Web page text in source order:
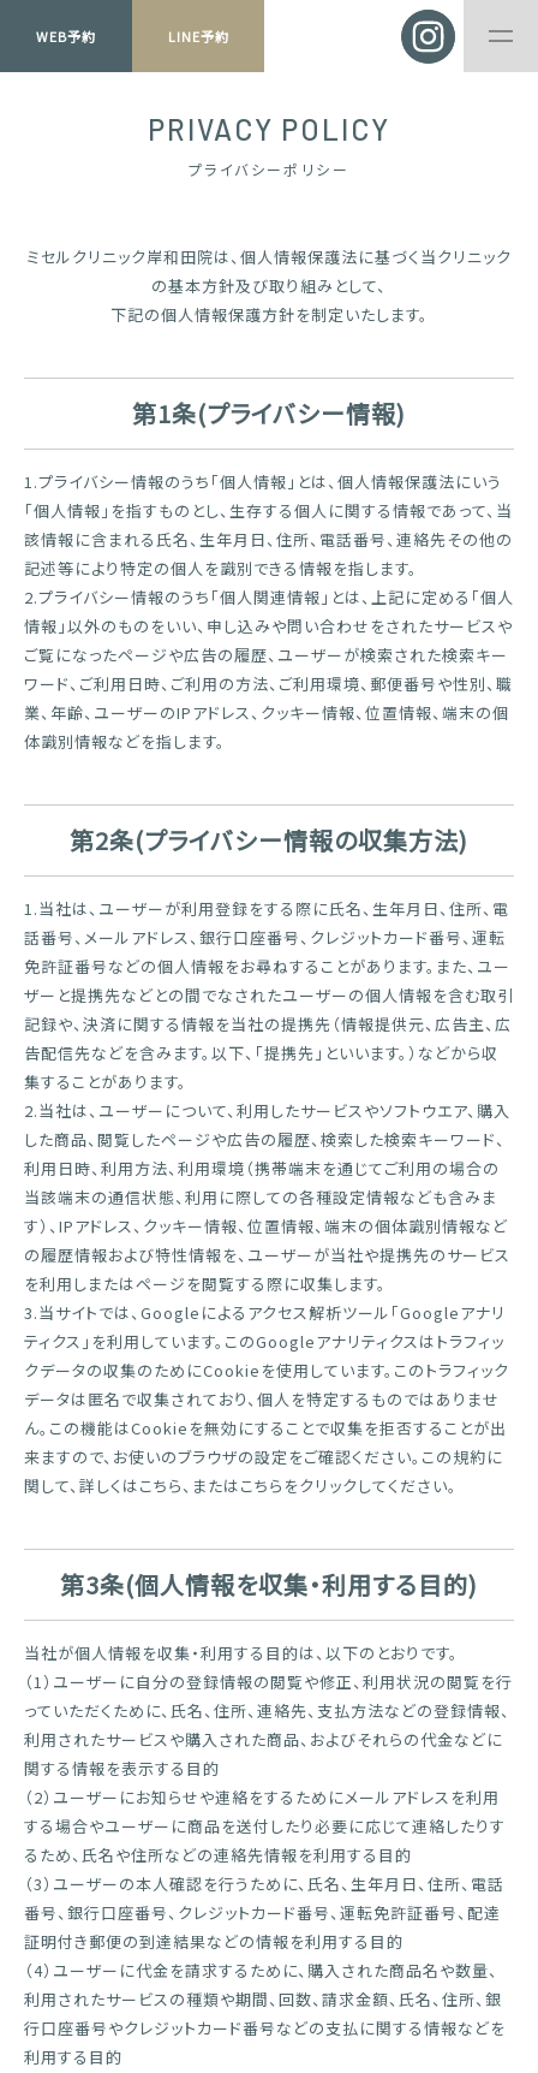
WEB予約 LINE予約
PRIVACY POLICY
プライバシーポリシー
ミセルクリニック岸和田院は、個人情報保護法に基づく当クリニック
の基本方針及び取り組みとして、
下記の個人情報保護方針を制定いたします。
第1条(プライバシー情報)
1.プライバシー情報のうち「個人情報」とは、個人情報保護法にいう
「個人情報」を指すものとし、生存する個人に関する情報であって、当
該情報に含まれる氏名、生年月日、住所、電話番号、連絡先その他の
記述等により特定の個人を識別できる情報を指します。
2.プライバシー情報のうち「個人関連情報」とは、上記に定める「個人
情報」以外のものをいい、申し込みや問い合わせをされたサービスや
ご覧になったページや広告の履歴、ユーザーが検索された検索キー
ワード、ご利用日時、ご利用の方法、ご利用環境、郵便番号や性別、職
業、年齢、ユーザーのIPアドレス、クッキー情報、位置情報、端末の個
体識別情報などを指します。
第2条(プライバシー情報の収集方法)
1.当社は、ユーザーが利用登録をする際に氏名、生年月日、住所、電
話番号、メールアドレス、銀行口座番号、クレジットカード番号、運転
免許証番号などの個人情報をお尋ねすることがあります。また、ユー
ザーと提携先などとの間でなされたユーザーの個人情報を含む取引
記録や、決済に関する情報を当社の提携先（情報提供元、広告主、広
告配信先などを含みます。以下、｢提携先｣といいます。）などから収
集することがあります。
2.当社は、ユーザーについて、利用したサービスやソフトウエア、購入
した商品、閲覧したページや広告の履歴、検索した検索キーワード、
利用日時、利用方法、利用環境（携帯端末を通じてご利用の場合の
当該端末の通信状態、利用に際しての各種設定情報なども含みま
す）、IPアドレス、クッキー情報、位置情報、端末の個体識別情報など
の履歴情報および特性情報を、ユーザーが当社や提携先のサービス
を利用しまたはページを閲覧する際に収集します。
3.当サイトでは、Googleによるアクセス解析ツール「Googleアナリ
ティクス」を利用しています。このGoogleアナリティクスはトラフィッ
クデータの収集のためにCookieを使用しています。このトラフィック
データは匿名で収集されており、個人を特定するものではありませ
ん。この機能はCookieを無効にすることで収集を拒否することが出
来ますので、お使いのブラウザの設定をご確認ください。この規約に
関して、詳しくはこちら、またはこちら をクリックしてください。
第3条(個人情報を収集・利用する目的)
当社が個人情報を収集・利用する目的は、以下のとおりです。
（1）ユーザーに自分の登録情報の閲覧や修正、利用状況の閲覧を行
っていただくために、氏名、住所、連絡先、支払方法などの登録情報、
利用されたサービスや購入された商品、およびそれらの代金などに
関する情報を表示する目的
（2）ユーザーにお知らせや連絡をするためにメールアドレスを利用
する場合やユーザーに商品を送付したり必要に応じて連絡したりす
るため、氏名や住所などの連絡先情報を利用する目的
（3）ユーザーの本人確認を行うために、氏名、生年月日、住所、電話
番号、銀行口座番号、クレジットカード番号、運転免許証番号、配達
証明付き郵便の到達結果などの情報を利用する目的
（4）ユーザーに代金を請求するために、購入された商品名や数量、
利用されたサービスの種類や期間、回数、請求金額、氏名、住所、銀
行口座番号やクレジットカード番号などの支払に関する情報などを
利用する目的